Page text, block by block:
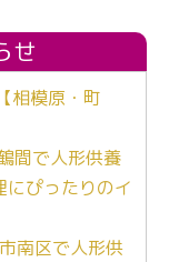
せ
相模原・町
間で人形供養
ぴったりのイ
南区で人形供